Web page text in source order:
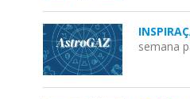
semana